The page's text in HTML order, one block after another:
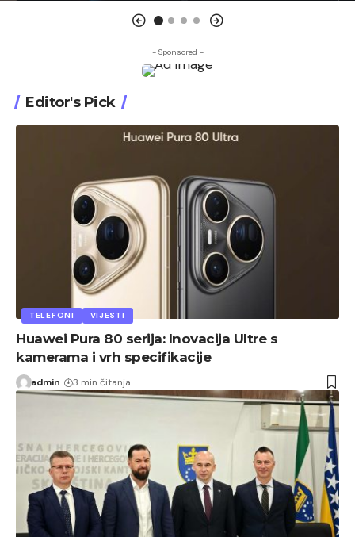
- Sponsored -
Editor's Pick
TELEFONI VIJESTI
Huawei Pura 80 serija: Inovacija Ultre s
kamerama i vrh specifikacije
admin 3 min čitanja